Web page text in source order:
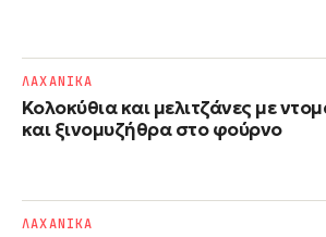
Κολοκύθια και μελιτζάνες με
και ξινομυζήθρα στο φούρνο
ΛΑΧΑΝΙΚΑ
ΛΑΧΑΝΙΚΑ